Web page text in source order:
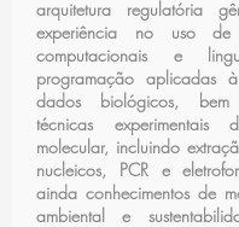
arquitetura regulatória
experiência no uso de
computacionais e
programação aplicadas
dados biológicos,
técnicas experimentais
molecular, incluindo
nucleicos, PCR e
ainda conhecimentos de
ambiental e